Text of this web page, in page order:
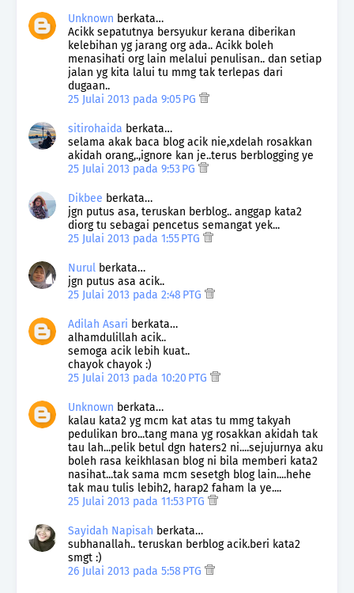
Unknown berkata…
Acikk sepatutnya bersyukur kerana diberikan
kelebihan yg jarang org ada.. Acikk boleh
menasihati org lain melalui penulisan.. dan setiap
jalan yg kita lalui tu mmg tak terlepas dari
dugaan..
25 Julai 2013 pada 9:05 PG
sitirohaida berkata…
selama akak baca blog acik nie,xdelah rosakkan
akidah orang,.,ignore kan je..terus berblogging ye
25 Julai 2013 pada 9:53 PG
Dikbee berkata…
jgn putus asa, teruskan berblog.. anggap kata2
diorg tu sebagai pencetus semangat yek...
25 Julai 2013 pada 1:55 PTG
Nurul berkata…
jgn putus asa acik..
25 Julai 2013 pada 2:48 PTG
Adilah Asari berkata…
alhamdulillah acik..
semoga acik lebih kuat..
chayok chayok :)
25 Julai 2013 pada 10:20 PTG
Unknown berkata…
kalau kata2 yg mcm kat atas tu mmg takyah
pedulikan bro...tang mana yg rosakkan akidah tak
tau lah...pelik betul dgn haters2 ni....sejujurnya aku
boleh rasa keikhlasan blog ni bila memberi kata2
nasihat...tak sama mcm sesetgh blog lain....hehe
tak mau tulis lebih2, harap2 faham la ye....
25 Julai 2013 pada 11:53 PTG
Sayidah Napisah berkata…
subhanallah.. teruskan berblog acik.beri kata2
smgt :)
26 Julai 2013 pada 5:58 PTG